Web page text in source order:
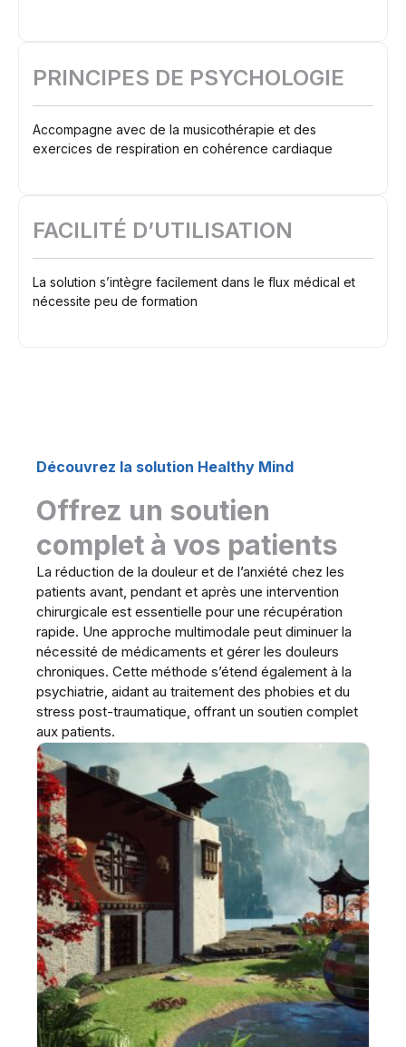
PRINCIPES DE PSYCHOLOGIE
Accompagne avec de la musicothérapie et des
exercices de respiration en cohérence cardiaque
FACILITÉ D’UTILISATION
La solution s’intègre facilement dans le flux médical et
nécessite peu de formation
Découvrez la solution Healthy Mind
Offrez un soutien
complet à vos patients
La réduction de la douleur et de l’anxiété chez les
patients avant, pendant et après une intervention
chirurgicale est essentielle pour une récupération
rapide. Une approche multimodale peut diminuer la
nécessité de médicaments et gérer les douleurs
chroniques. Cette méthode s’étend également à la
psychiatrie, aidant au traitement des phobies et du
stress post-traumatique, offrant un soutien complet
aux patients.